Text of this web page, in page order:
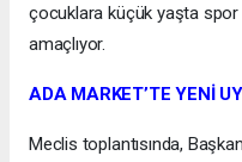
çocuklara küçük yaşta spor
amaçlıyor.
ADA MARKET’TE YENİ
Meclis toplantısında,